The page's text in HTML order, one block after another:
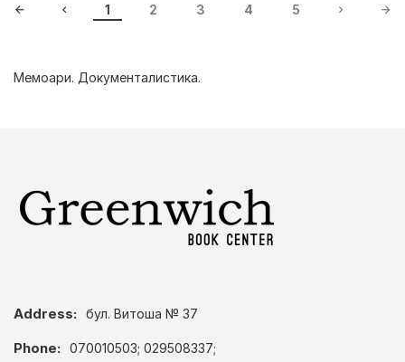
1 2 3 4 5
Мемоари. Документалистика.
Address: бул. Витоша № 37
Phone: 070010503; 029508337;